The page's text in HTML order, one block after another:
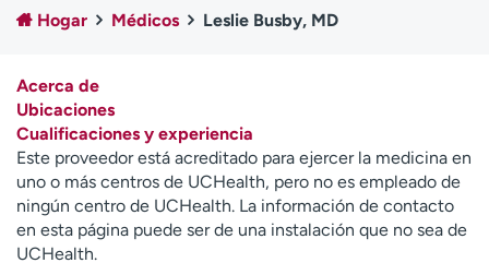
Atención a medios de
comunicación
Contáctenos Noticias e historias
A
y
ú
Hogar Médicos Leslie Busby, MD
Acerca de
Ubicaciones
Cualificaciones y experiencia
Este proveedor está acreditado para ejercer la medicina en
uno o más centros de UCHealth, pero no es empleado de
ningún centro de UCHealth. La información de contacto
en esta página puede ser de una instalación que no sea de
UCHealth.